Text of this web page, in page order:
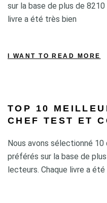
sur la base de plus de
livre a été très bien
I WANT TO READ MORE
TOP 10
CHEF TEST ET
Nous avons sélectionné
préférés sur la base de
lecteurs. Chaque livre a